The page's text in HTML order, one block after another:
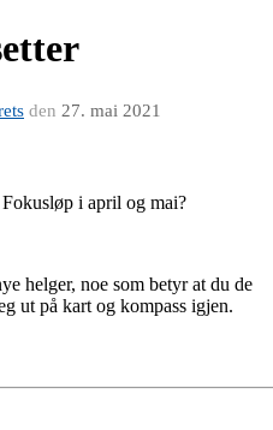
den 27. mai 2021
i april og mai?
helger, noe som betyr at du de
ut på kart og kompass igjen.